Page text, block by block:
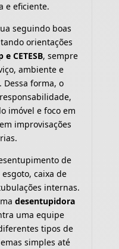
e eficiente.
seguindo boas
orientações
e CETESB, sempre
ambiente e
Dessa forma, o
imóvel e foco em
improvisações
de
caixa de
internas.
desentupidora
uma equipe
tipos de
simples até